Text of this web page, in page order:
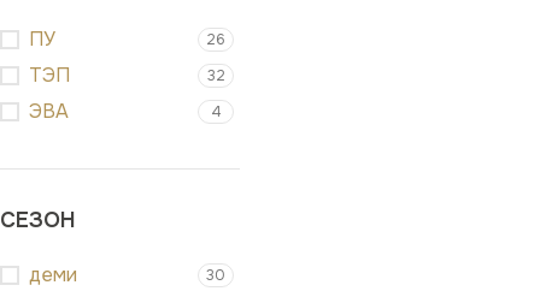
ПУ 26
ТЭП 32
ЭВА 4
СЕЗОН
деми 30